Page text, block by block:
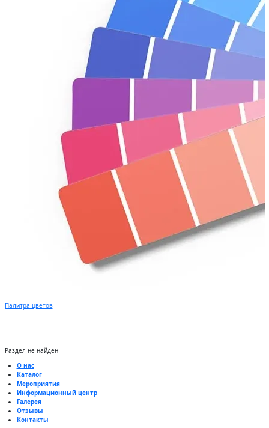
Палитра цветов
Раздел не найден
О нас
Каталог
Мероприятия
Информационный центр
Галерея
Отзывы
Контакты